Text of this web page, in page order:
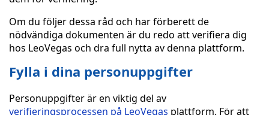
Om du följer dessa råd och har förberett de
nödvändiga dokumenten är du redo att verifiera dig
hos LeoVegas och dra full nytta av denna plattform.
Fylla i dina personuppgifter
Personuppgifter är en viktig del av
verifieringsprocessen på LeoVegas plattform. För att